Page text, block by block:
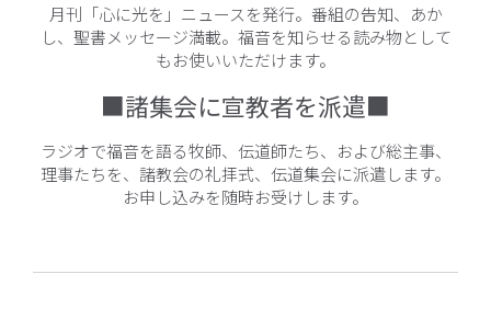
月刊「心に光を」ニュースを発行。番組の告知、あか
し、聖書メッセージ満載。福音を知らせる読み物として
もお使いいただけます。
■諸集会に宣教者を派遣■
ラジオで福音を語る牧師、伝道師たち、および総主事、
理事たちを、諸教会の礼拝式、伝道集会に派遣します。
お申し込みを随時お受けします。